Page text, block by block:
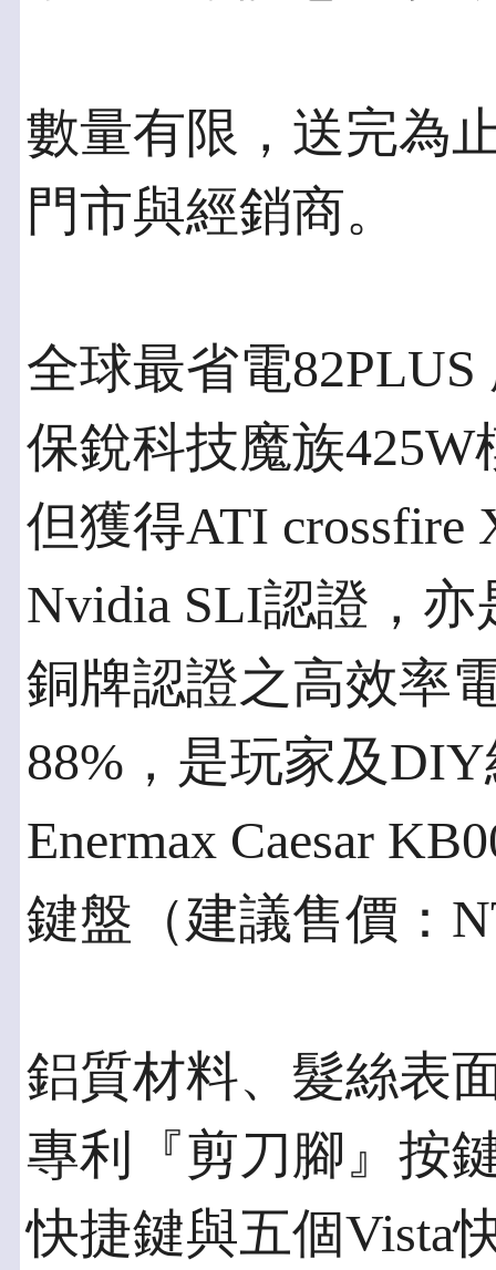
數量有限，送完為
門市與經銷商。
全球最省電
保銳科技魔族
但獲得ATI crossfire
Nvidia SLI認證，亦
銅牌認證之高效率
88%，是玩家及
Enermax Caesar
鍵盤（建議售價：
鋁質材料、髮絲表
專利『剪刀腳』按
快捷鍵與五個Vista